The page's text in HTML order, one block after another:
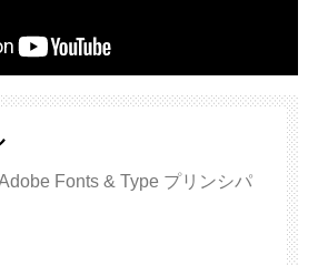
Fonts & Type プリンシパ